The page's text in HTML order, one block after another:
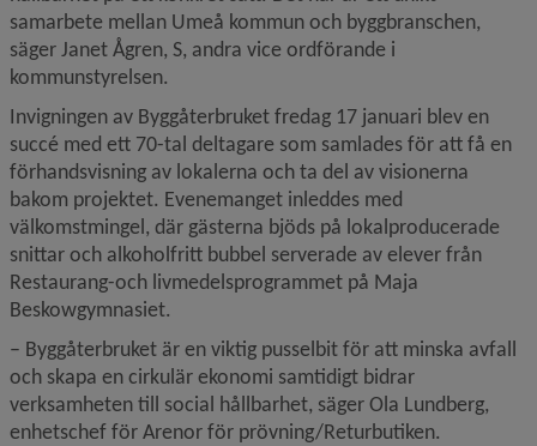
samarbete mellan Umeå kommun och byggbranschen,
säger Janet Ågren, S, andra vice ordförande i
kommunstyrelsen.
Invigningen av Byggåterbruket fredag 17 januari blev en
succé med ett 70-tal deltagare som samlades för att få en
förhandsvisning av lokalerna och ta del av visionerna
bakom projektet. Evenemanget inleddes med
välkomstmingel, där gästerna bjöds på lokalproducerade
snittar och alkoholfritt bubbel serverade av elever från
Restaurang-och livmedelsprogrammet på Maja
Beskowgymnasiet.
– Byggåterbruket är en viktig pusselbit för att minska avfall
och skapa en cirkulär ekonomi samtidigt bidrar
verksamheten till social hållbarhet, säger Ola Lundberg,
enhetschef för Arenor för prövning/Returbutiken.